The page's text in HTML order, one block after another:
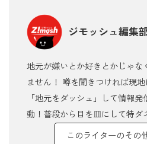
ジモッシュ編集
地元が嫌いとか好きとかじゃな
ません！ 噂を聞きつければ現
「地元をダッシュ」して情報
動！普段から目を皿にして特ダ
このライターのその